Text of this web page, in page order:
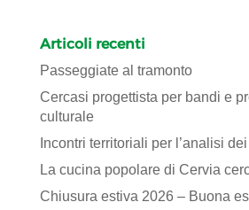
Articoli recenti
Passeggiate al tramonto
Cercasi progettista per bandi e
culturale
Incontri territoriali per l’analisi
La cucina popolare di Cervia
Chiusura estiva 2026 – Buona